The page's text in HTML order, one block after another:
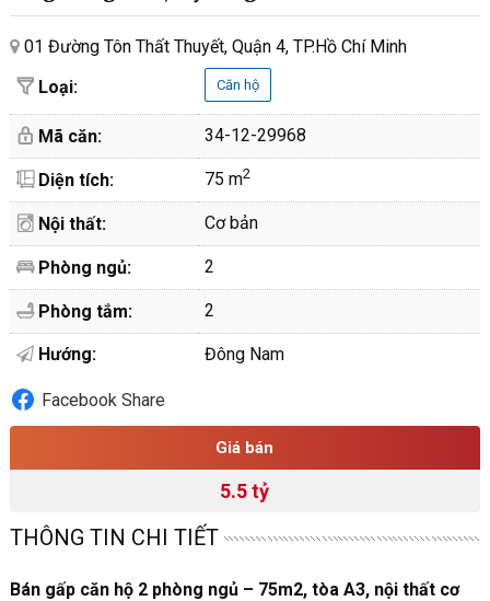
01 Đường Tôn Thất Thuyết, Quận 4, TP.Hồ Chí Minh
Loại:
Căn hộ
Mã căn: 34-12-29968
Diện tích: 75 m2
Nội thất: Cơ bản
Phòng ngủ: 2
Phòng tắm: 2
Hướng: Đông Nam
Facebook Share
Giá bán
5.5 tỷ
THÔNG TIN CHI TIẾT
Bán gấp căn hộ 2 phòng ngủ – 75m2, tòa A3, nội thất cơ